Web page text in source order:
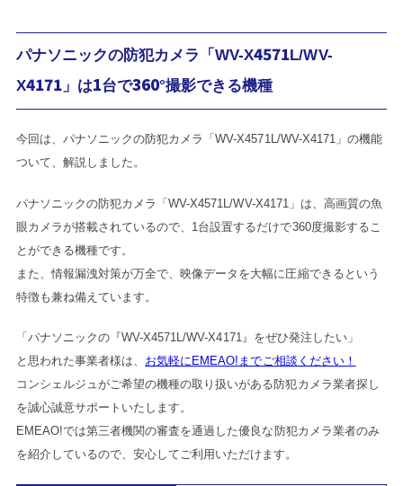
パナソニックの防犯カメラ「WV-X4571L/WV-
X4171」は1台で360°撮影できる機種
今回は、パナソニックの防犯カメラ「WV-X4571L/WV-X4171」の機能
ついて、解説しました。
パナソニックの防犯カメラ「WV-X4571L/WV-X4171」は、高画質の魚
眼カメラが搭載されているので、1台設置するだけで360度撮影するこ
とができる機種です。
また、情報漏洩対策が万全で、映像データを大幅に圧縮できるという
特徴も兼ね備えています。
「パナソニックの『WV-X4571L/WV-X4171』をぜひ発注したい」
と思われた事業者様は、 お気軽にEMEAO!までご相談ください！
コンシェルジュがご希望の機種の取り扱いがある防犯カメラ業者探し
を誠心誠意サポートいたします。
EMEAO!では第三者機関の審査を通過した優良な防犯カメラ業者のみ
を紹介しているので、安心してご利用いただけます。